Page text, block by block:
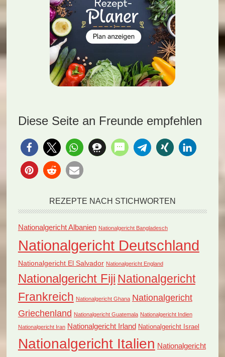
Diese Seite an Freunde empfehlen
REZEPTE NACH STICHWORTEN
Nationalgericht Albanien Nationalgericht Bangladesch
Nationalgericht Deutschland
Nationalgericht El Salvador Nationalgericht England
Nationalgericht Fiji Nationalgericht
Frankreich Nationalgericht Ghana Nationalgericht
Griechenland Nationalgericht Guatemala Nationalgericht Indien
Nationalgericht Iran Nationalgericht Irland Nationalgericht Israel
Nationalgericht Italien Nationalgericht